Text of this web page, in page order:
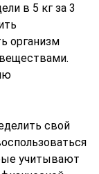
в 5 кг за 3
организм
свой
учитывают